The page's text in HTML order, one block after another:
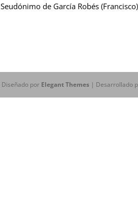
Seudónimo de García Robés
Diseñado por Elegant Themes | Desarrollado